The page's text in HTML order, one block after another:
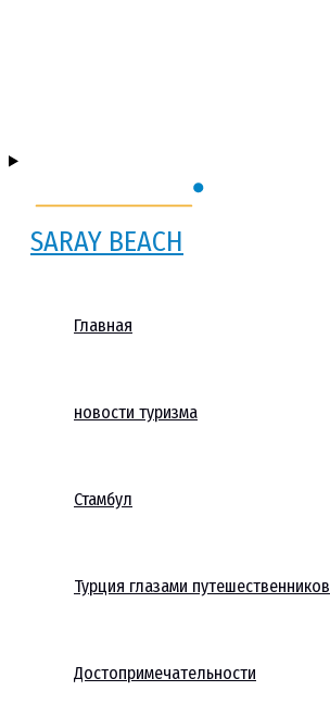
SARAY BEACH
Главная
новости туризма
Стамбул
Турция глазами путешественников
Достопримечательности